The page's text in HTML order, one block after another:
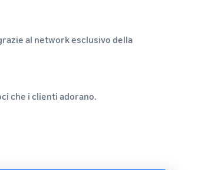
al network esclusivo della
che i clienti adorano.